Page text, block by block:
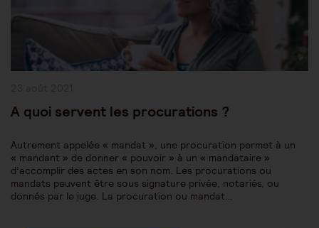
A quoi servent les procurations ?
Autrement appelée « mandat », une procuration permet à un
« mandant » de donner « pouvoir » à un « mandataire »
d’accomplir des actes en son nom. Les procurations ou
mandats peuvent être sous signature privée, notariés, ou
donnés par le juge. La procuration ou mandat…